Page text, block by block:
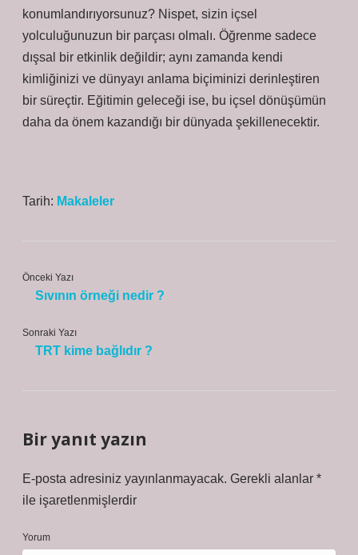
konumlandırıyorsunuz? Nispet, sizin içsel
yolculuğunuzun bir parçası olmalı. Öğrenme sadece
dışsal bir etkinlik değildir; aynı zamanda kendi
kimliğinizi ve dünyayı anlama biçiminizi derinleştiren
bir süreçtir. Eğitimin geleceği ise, bu içsel dönüşümün
daha da önem kazandığı bir dünyada şekillenecektir.
Tarih: Makaleler
Önceki Yazı
Sıvının örneği nedir ?
Sonraki Yazı
TRT kime bağlıdır ?
Bir yanıt yazın
E-posta adresiniz yayınlanmayacak. Gerekli alanlar *
ile işaretlenmişlerdir
Yorum